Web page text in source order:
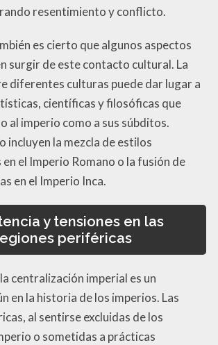
resentimiento y conflicto.
es cierto que algunos aspectos
surgir de este contacto cultural. La
diferentes culturas puede dar lugar a
científicas y filosóficas que
al imperio como a sus súbditos.
incluyen la mezcla de estilos
el Imperio Romano o la fusión de
en el Imperio Inca.
y tensiones en las
periféricas
centralización imperial es un
en la historia de los imperios. Las
al sentirse excluidas de los
o sometidas a prácticas